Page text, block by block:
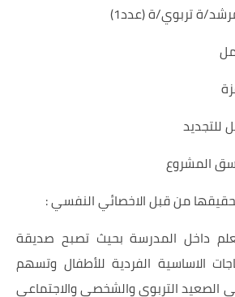
ة تربوي/ة (عدد1)
للتجديد
المشروع
من قبل الاخصائي النفسي :
داخل المدرسة بحيث تصبح صديقة
الاساسية الفردية للأطفال وتسهم
الصعيد التربوي والشخصي والاجتماعي